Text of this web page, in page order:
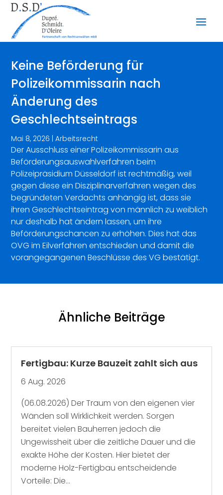
Keine Beförderung für
Polizeikommissarin nach
Änderung des
Geschlechtseintrags
Mai 8, 2026 |Arbeitsrecht
Der Ausschluss einer Polizeikommissarin aus
Beförderungsauswahlverfahren beim
Polizeipräsidium Düsseldorf ist rechtmäßig, weil
gegen diese ein Disziplinarverfahren wegen des
begründeten Verdachts anhängig ist, dass sie
ihren Geschlechtseintrag von männlich zu weiblich
nur deshalb hat ändern lassen, um ihre
Beförderungschancen zu erhöhen. Dies hat das
OVG im Eilverfahren entschieden und damit die
vorangegangenen Beschlüsse des VG bestätigt.
Ähnliche Beiträge
Fertigbau: Kurze Bauzeit zahlt sich aus
6 Aug. 2026
(06.08.2026) Der Traum von den eigenen vier
Wänden soll Wirklichkeit werden. Sorgen
bereitet vielen Bauherren jedoch die
Ungewissheit über die zeitliche Dauer und die
exakte Höhe der Kosten. Hier bietet der
moderne Holz-Fertigbau entscheidende
Vorteile: Die...